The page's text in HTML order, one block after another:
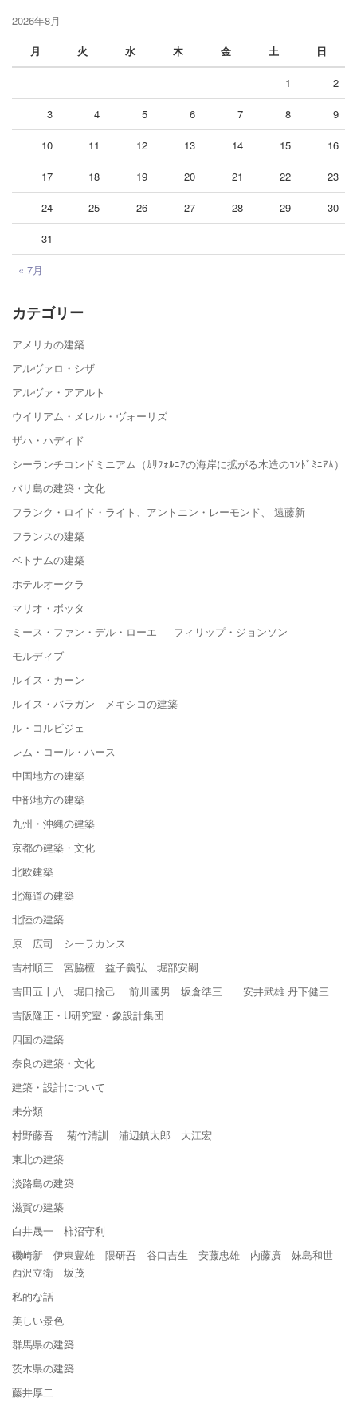
2026年8月
月
火 水 木 金 土 日
« 7月
1 2
3 4 5 6 7 8 9
10 11 12 13 14 15 16
17 18 19 20 21 22 23
24 25 26 27 28 29 30
31
カテゴリー
アメリカの建築
アルヴァロ・シザ
アルヴァ・アアルト
ウイリアム・メレル・ヴォーリズ
ザハ・ハディド
シーランチコンドミニアム（ｶﾘﾌｫﾙﾆｱの海岸に拡がる木造のｺﾝﾄﾞﾐﾆｱﾑ）
バリ島の建築・文化
フランク・ロイド・ライト、アントニン・レーモンド、 遠藤新
フランスの建築
ベトナムの建築
ホテルオークラ
マリオ・ボッタ
ミース・ファン・デル・ローエ フィリップ・ジョンソン
モルディブ
ルイス・カーン
ルイス・バラガン メキシコの建築
ル・コルビジェ
レム・コール・ハース
中国地方の建築
中部地方の建築
九州・沖縄の建築
京都の建築・文化
北欧建築
北海道の建築
北陸の建築
原 広司 シーラカンス
吉村順三 宮脇檀 益子義弘 堀部安嗣
吉田五十八 堀口捨己 前川國男 坂倉準三 安井武雄 丹下健三
吉阪隆正・U研究室・象設計集団
四国の建築
奈良の建築・文化
建築・設計について
未分類
村野藤吾 菊竹清訓 浦辺鎮太郎 大江宏
東北の建築
淡路島の建築
滋賀の建築
白井晟一 柿沼守利
磯崎新 伊東豊雄 隈研吾 谷口吉生 安藤忠雄 内藤廣 妹島和世
西沢立衛 坂茂
私的な話
美しい景色
群馬県の建築
茨木県の建築
藤井厚二